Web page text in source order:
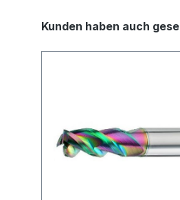
Kunden haben auch